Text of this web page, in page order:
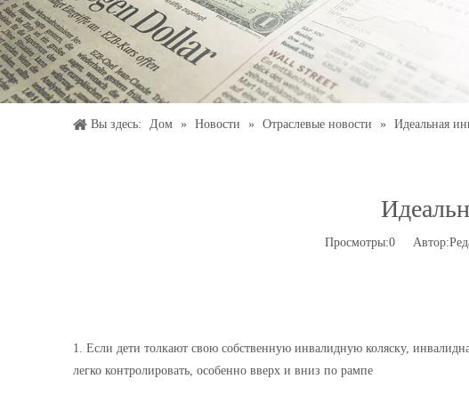
Вы здесь: Дом » Новости » Отраслевые новости » Идеальная
Просмотры:0
1. Если дети толкают свою собственную инвалидную коляску,
легко контролировать, особенно вверх и вниз по рампе